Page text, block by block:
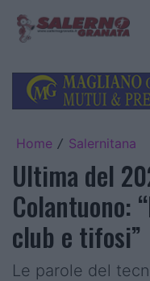
Home / Salernitana
Ultima del
Colantuono:
club e tifosi”
Le parole del